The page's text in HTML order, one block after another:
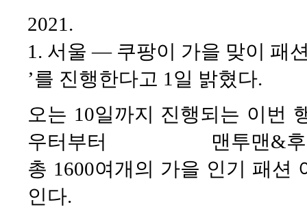
1. 서울 — 쿠팡이 가을 맞이 패
’를 진행한다고 1일 밝혔다.
오는 10일까지 진행되는 이번
우터부터 맨투
총 1600여개의 가을 인기 패션
인다.